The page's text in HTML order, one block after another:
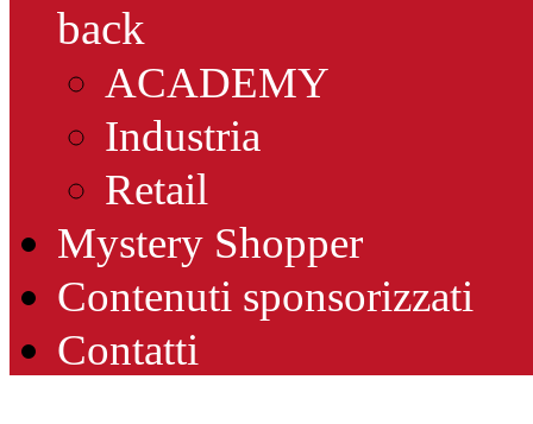
back
ACADEMY
Industria
Retail
Mystery Shopper
Contenuti sponsorizzati
Contatti